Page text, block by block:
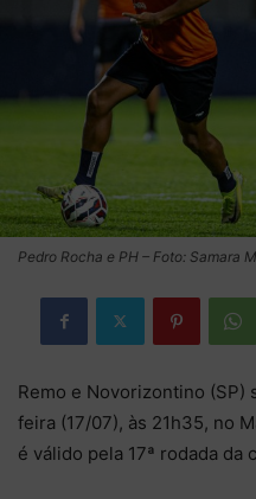
Pedro Rocha e PH – Foto: Samara
Remo e Novorizontino
feira (17/07), às 21h35, no
é válido pela 17ª rodada da